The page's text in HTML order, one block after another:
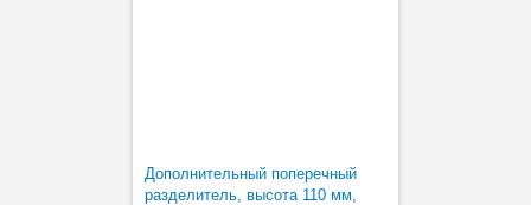
Дополнительный поперечный
разделитель, высота 110 мм,